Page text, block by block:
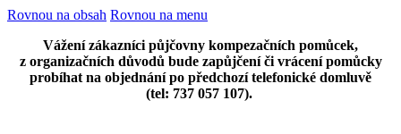
Rovnou na obsah Rovnou na menu
Vážení zákazníci půjčovny kompezačních pomůcek,
z organizačních důvodů bude zapůjčení či vrácení pomůcky
probíhat na objednání po předchozí telefonické domluvě
(tel: 737 057 107).